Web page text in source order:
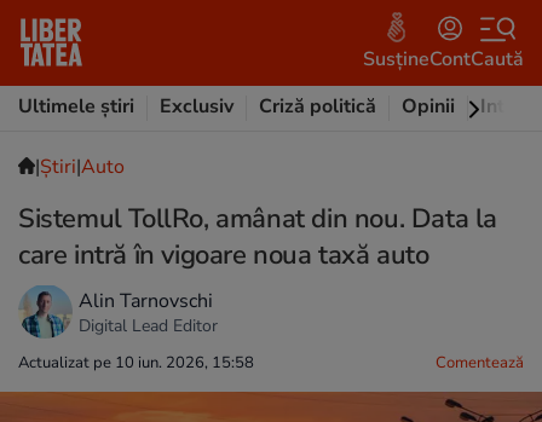
SusțineContCaută
Ultimele știri
Exclusiv Criză politică Opinii
|Ştiri|Auto
Sistemul TollRo, amânat din nou. Data la
care intră în vigoare noua taxă auto
Alin Tarnovschi
Digital Lead Editor
Actualizat pe 10 iun. 2026, 15:58 Comentează